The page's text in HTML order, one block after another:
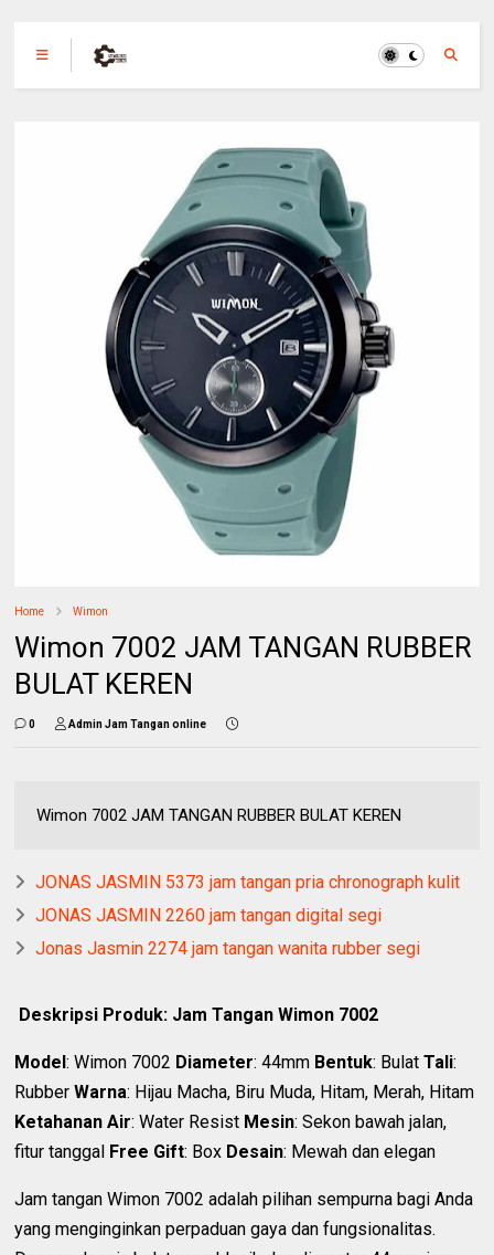
Home Wimon
Wimon 7002 JAM TANGAN RUBBER
BULAT KEREN
0 Admin Jam Tangan online
Wimon 7002 JAM TANGAN RUBBER BULAT KEREN
JONAS JASMIN 5373 jam tangan pria chronograph kulit
JONAS JASMIN 2260 jam tangan digital segi
Jonas Jasmin 2274 jam tangan wanita rubber segi
Deskripsi Produk: Jam Tangan Wimon 7002
Model: Wimon 7002 Diameter: 44mm Bentuk: BulatTali:
RubberWarna: Hijau Macha, Biru Muda, Hitam, Merah, Hitam
Ketahanan Air: Water Resist Mesin: Sekon bawah jalan,
fitur tanggal Free Gift: Box Desain: Mewah dan elegan
Jam tangan Wimon 7002 adalah pilihan sempurna bagi Anda
yang menginginkan perpaduan gaya dan fungsionalitas.